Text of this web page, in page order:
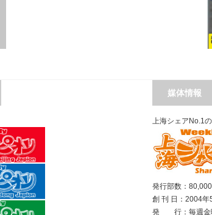
媒体情報
上海シェアNo.1
発行部数：
創 刊 日：2004年
発 行：毎週金